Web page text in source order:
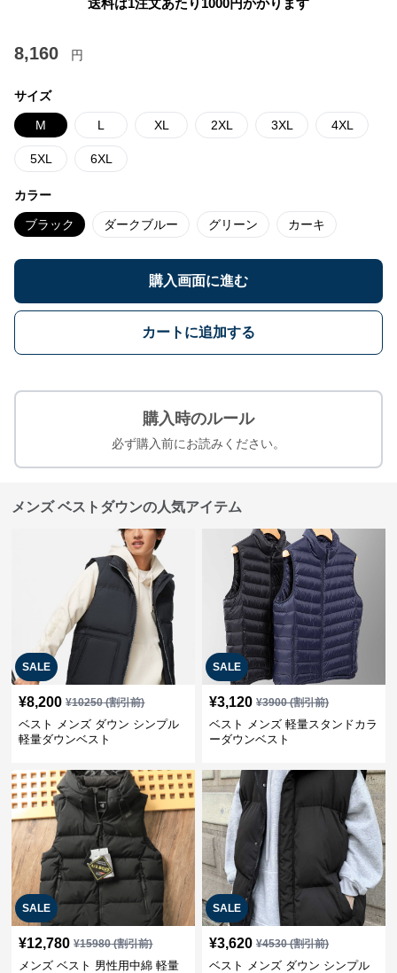
送料は1注文あたり 1000円かかります
8,160 円
サイズ
M L XL 2XL 3XL 4XL
5XL 6XL
カラー
ブラック ダークブルー グリーン カーキ
購入画面に進む
カートに追加する
購入時のルール
必ず購入前にお読みください。
メンズ ベストダウンの人気アイテム
SALE
¥8,200 ¥10250(割引前)
ベスト メンズ ダウン シンプル
軽量ダウンベスト
SALE
¥3,120 ¥3900(割引前)
ベスト メンズ 軽量スタンドカラ
ーダウンベスト
SALE
¥12,780 ¥15980(割引前)
メンズ ベスト 男性用中綿 軽量
SALE
¥3,620 ¥4530(割引前)
ベスト メンズ ダウン シンプル